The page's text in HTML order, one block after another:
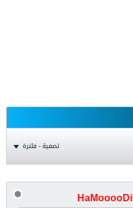
تصفية - فلترة
HaMooooDi